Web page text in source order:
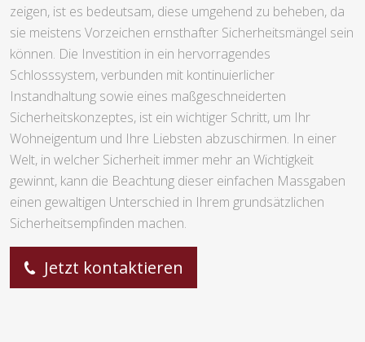
zeigen, ist es bedeutsam, diese umgehend zu beheben, da
sie meistens Vorzeichen ernsthafter Sicherheitsmängel sein
können. Die Investition in ein hervorragendes
Schlosssystem, verbunden mit kontinuierlicher
Instandhaltung sowie eines maßgeschneiderten
Sicherheitskonzeptes, ist ein wichtiger Schritt, um Ihr
Wohneigentum und Ihre Liebsten abzuschirmen. In einer
Welt, in welcher Sicherheit immer mehr an Wichtigkeit
gewinnt, kann die Beachtung dieser einfachen Massgaben
einen gewaltigen Unterschied in Ihrem grundsätzlichen
Sicherheitsempfinden machen.
Jetzt kontaktieren